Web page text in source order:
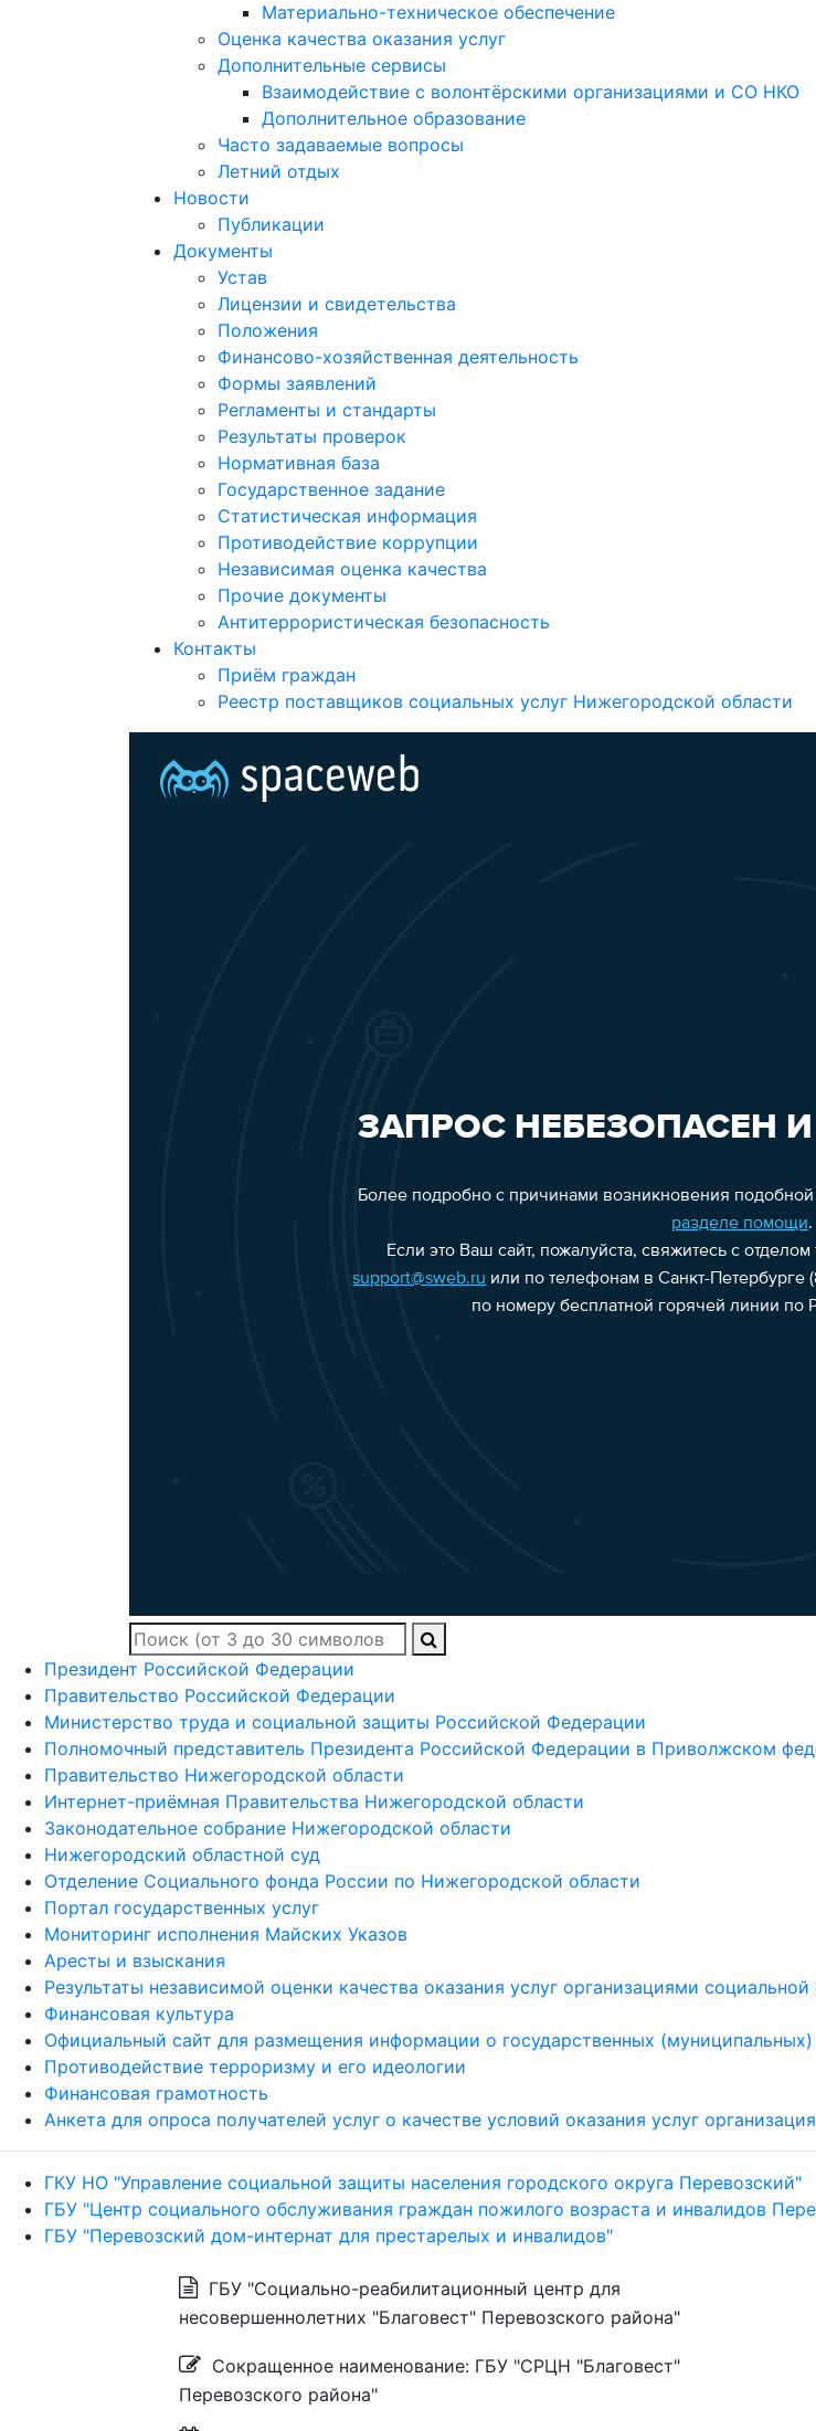
Материально-техническое обеспечение
Оценка качества оказания услуг
Дополнительные сервисы
Взаимодействие с волонтёрскими организациями и СО НКО
Дополнительное образование
Часто задаваемые вопросы
Летний отдых
Новости
Публикации
Документы
Устав
Лицензии и свидетельства
Положения
Финансово-хозяйственная деятельность
Формы заявлений
Регламенты и стандарты
Результаты проверок
Нормативная база
Государственное задание
Статистическая информация
Противодействие коррупции
Независимая оценка качества
Прочие документы
Антитеррористическая безопасность
Контакты
Приём граждан
Реестр поставщиков социальных услуг Нижегородской области
Президент Российской Федерации
Правительство Российской Федерации
Министерство труда и социальной защиты Российской Федерации
Полномочный представитель Президента Российской Федерации в Приволжском
Правительство Нижегородской области
Интернет-приёмная Правительства Нижегородской области
Законодательное собрание Нижегородской области
Нижегородский областной суд
Отделение Социального фонда России по Нижегородской области
Портал государственных услуг
Мониторинг исполнения Майских Указов
Аресты и взыскания
Результаты независимой оценки качества оказания услуг организациями
Финансовая культура
Официальный сайт для размещения информации о государственных (муниципальных)
Противодействие терроризму и его идеологии
Финансовая грамотность
Анкета для опроса получателей услуг о качестве условий оказания услуг
ГКУ НО "Управление социальной защиты населения городского округа Перевозский"
ГБУ "Центр социального обслуживания граждан пожилого возраста и инвалидов
ГБУ "Перевозский дом-интернат для престарелых и инвалидов"
ГБУ "Социально-реабилитационный центр для
несовершеннолетних "Благовест" Перевозского района"
Сокращенное наименование: ГБУ "СРЦН "Благовест"
Перевозского района"